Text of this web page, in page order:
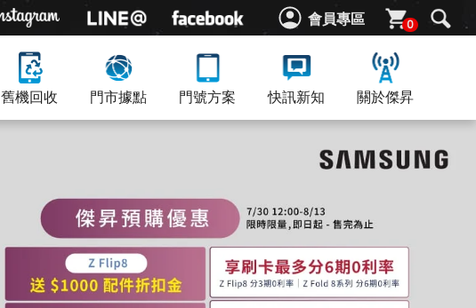
會員專區 0
舊機回收 門市據點 門號方案 快訊新知 關於傑昇